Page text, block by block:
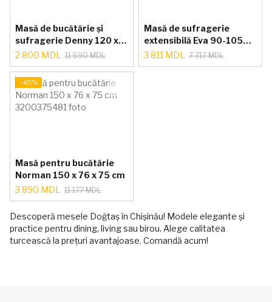
Masă de bucătărie și
sufragerie Denny 120 x
70 x 75 cm
2 800 MDL 11 590 MDL
Masă de sufragerie
extensibilă Eva 90-105
cm Negru
3 811 MDL 7 717 MDL
−65%
Masă pentru bucătărie
Norman 150 x 76 x 75 cm
3 890 MDL
11 177 MDL
Descoperă mesele Doğtaș în Chișinău! Modele elegante și
practice pentru dining, living sau birou. Alege calitatea
turcească la prețuri avantajoase. Comandă acum!